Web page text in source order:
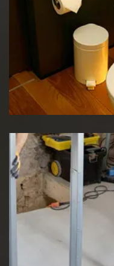
Réparation WC
Pose de cloison